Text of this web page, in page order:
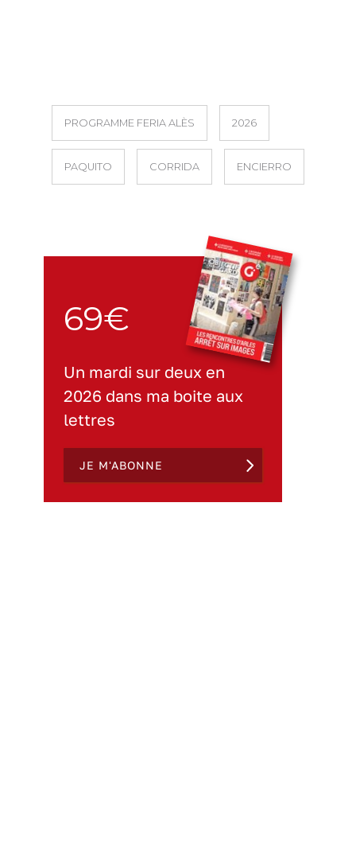
PROGRAMME FERIA ALÈS 2026
PAQUITO CORRIDA ENCIERRO
69€
Un mardi sur deux en
2026 dans ma boite aux
lettres
JE M'ABONNE